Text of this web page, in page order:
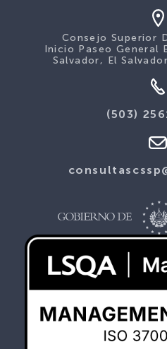
Consejo Superior
Inicio Paseo General
Salvador, El
(503)